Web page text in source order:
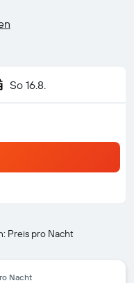
So 16.8.
Preis pro Nacht
Nacht